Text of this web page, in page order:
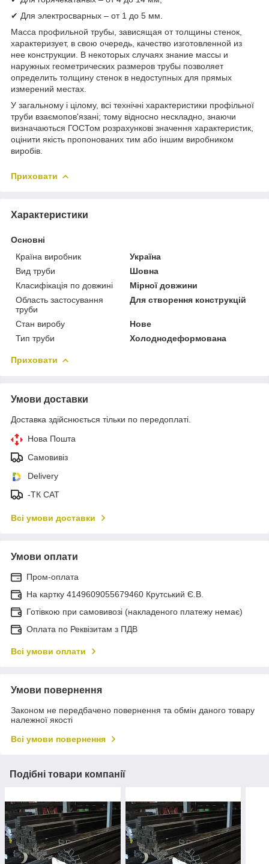
✔ Для электросварных – от 1 до 5 мм.
Масса профильной трубы, зависящая от толщины стенок,
характеризует, в свою очередь, качество изготовленной из
нее конструкции. В некоторых случаях знание массы и
наружных геометрических размеров трубы позволяет
определить толщину стенок в недоступных для прямых
измерений местах.
У загальному і цілому, всі технічні характеристики профільної
труби взаємопов'язані; тому відносно нескладно, знаючи
визначаються ГОСТом розрахункові значення характеристик,
оцінити якість пропонованих тим або іншим виробником
виробів.
Приховати
Характеристики
Основні
Країна виробник
Україна
Вид труби
Шовна
Класифікація по довжині
Мірної довжини
Область застосування
труби
Для створення конструкцій
Стан виробу
Нове
Тип труби
Холоднодеформована
Приховати
Умови доставки
Доставка здійснюється тільки по передоплаті.
Нова Пошта
Самовивіз
Delivery
-ТК САТ
Всі умови доставки
Умови оплати
Пром-оплата
На картку 4149609055679460 Крутський Є.В.
Готівкою при самовивозі (накладеного платежу немає)
Оплата по Реквізитам з ПДВ
Всі умови оплати
Умови повернення
Законом не передбачено повернення та обмін даного товару
належної якості
Всі умови повернення
Подібні товари компанії